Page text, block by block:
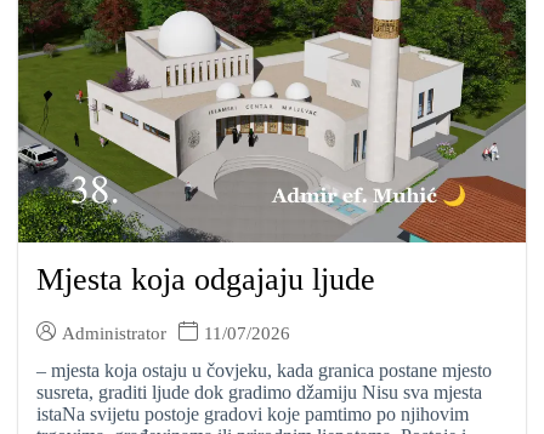
Mjesta koja odgajaju ljude
Administrator
11/07/2026
– mjesta koja ostaju u čovjeku, kada granica postane mjesto
susreta, graditi ljude dok gradimo džamiju Nisu sva mjesta
istaNa svijetu postoje gradovi koje pamtimo po njihovim